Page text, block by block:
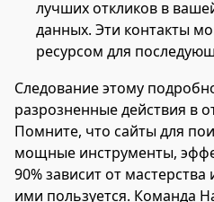
лучших откликов в
данных. Эти контакты
ресурсом для
Следование этому
разрозненные действия в
Помните, что сайты для
мощные инструменты,
90% зависит от мастерства
ими пользуется. Команда